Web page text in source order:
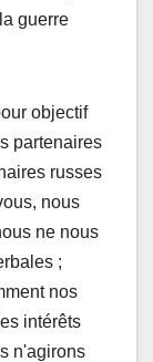
guerre
objectif
partenaires
russes
nous
ne nous
;
nos
intérêts
n'agirons